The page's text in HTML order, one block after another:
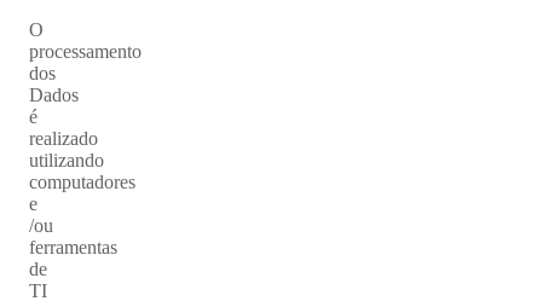
O
processamento
dos
Dados
é
realizado
utilizando
computadores
e
/ou
ferramentas
de
TI